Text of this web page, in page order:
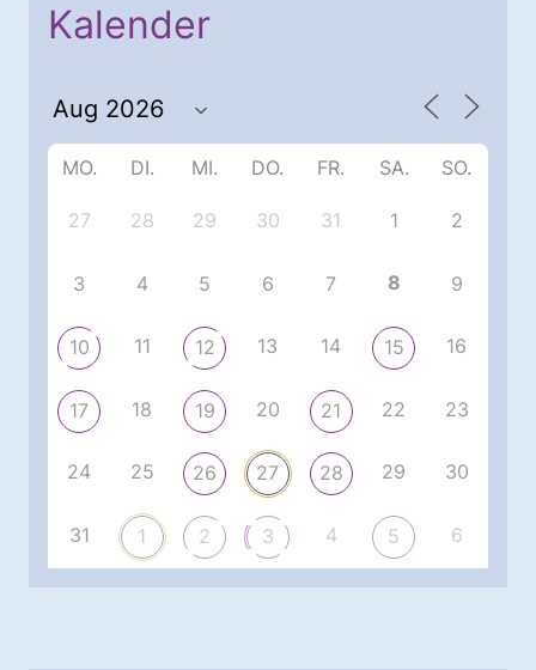
Kalender
MO. DI. MI. DO. FR. SA. SO.
27 28 29 30 31 1 2
3 4 5 6 7 8 9
10 11 12 13 14 15 16
17 18 19 20 21 22 23
24 25 26 27 28 29 30
31 1 2 3 4 5 6